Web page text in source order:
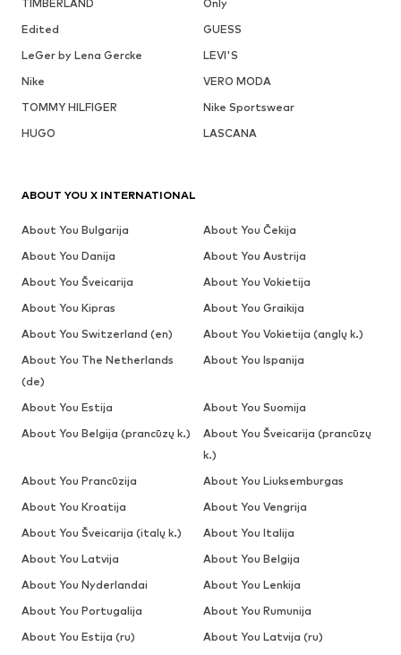
TIMBERLAND
Only
Edited
GUESS
LeGer by Lena Gercke
LEVI'S
Nike
VERO MODA
TOMMY HILFIGER
Nike Sportswear
HUGO
LASCANA
ABOUT YOU X INTERNATIONAL
About You Bulgarija
About You Čekija
About You Danija
About You Austrija
About You Šveicarija
About You Vokietija
About You Kipras
About You Graikija
About You Switzerland (en)
About You Vokietija (anglų k.)
About You The Netherlands
(de)
About You Ispanija
About You Estija
About You Suomija
About You Belgija (prancūzų k.)
About You Šveicarija (prancūzų
k.)
About You Prancūzija
About You Liuksemburgas
About You Kroatija
About You Vengrija
About You Šveicarija (italų k.)
About You Italija
About You Latvija
About You Belgija
About You Nyderlandai
About You Lenkija
About You Portugalija
About You Rumunija
About You Estija (ru)
About You Latvija (ru)